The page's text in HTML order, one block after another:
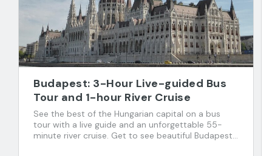
Budapest: 3-Hour Live-guided Bus
Tour and 1-hour River Cruise
See the best of the Hungarian capital on a bus
tour with a live guide and an unforgettable 55-
minute river cruise. Get to see beautiful Budapest